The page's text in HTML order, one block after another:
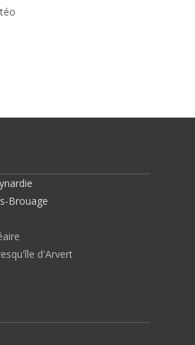
Brouage
d'Arvert